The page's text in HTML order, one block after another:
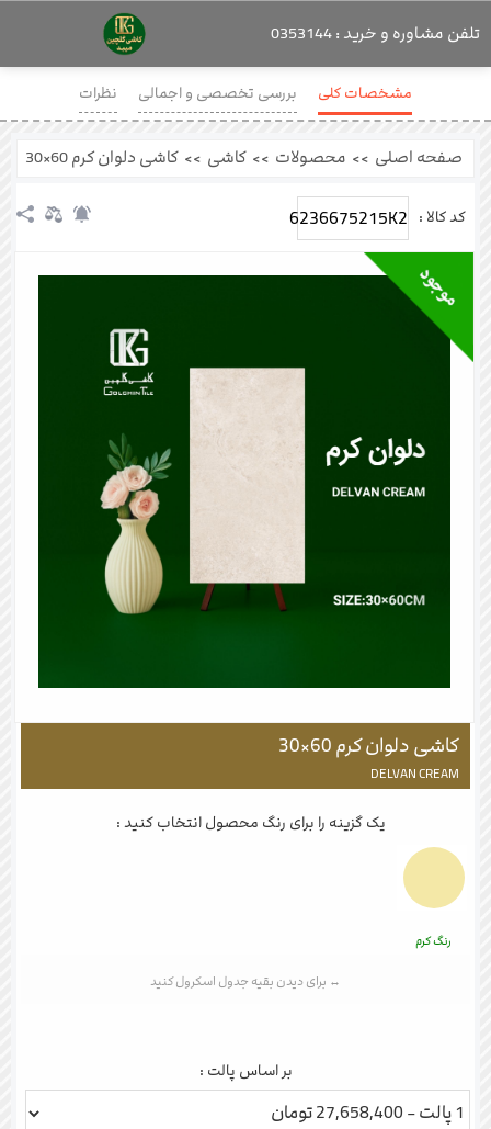
مشخصات کلی بررسی تخصصی و اجمالی نظرات
صفحه اصلی >> محصولات >> کاشی >> کاشی دلوان کرم 60×30
کد کالا : 6236675215K2
کاشی دلوان کرم 60×30
DELVAN CREAM
یک گزینه را برای رنگ محصول انتخاب کنید :
رنگ کرم
بر اساس پالت :
تلفن مشاوره و خرید : 0353144